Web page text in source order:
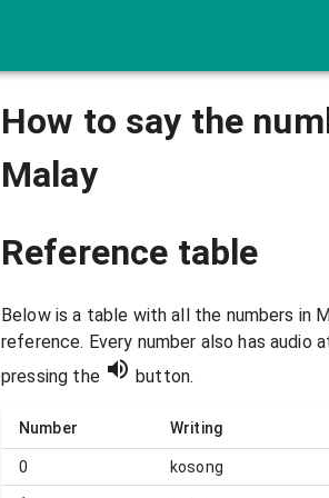
How to say the
Malay
Reference table
Below is a table with all the numbers in
reference. Every number also has audio
pressing the
button.
Number Writing
0 kosong